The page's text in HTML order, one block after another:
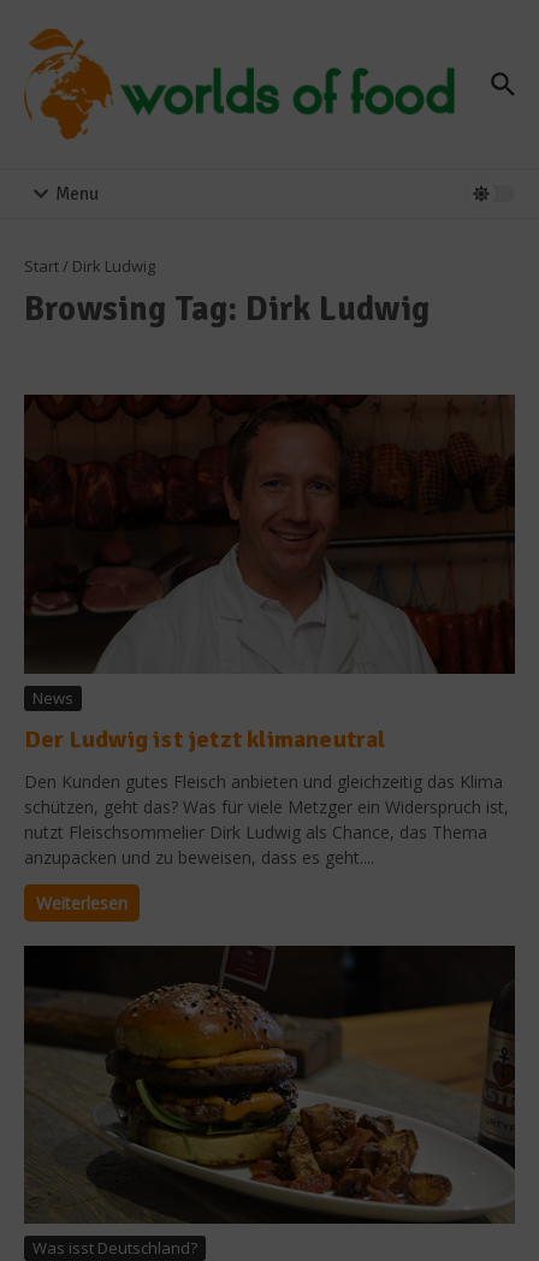
Menu
Start/ Dirk Ludwig
Browsing Tag: Dirk Ludwig
News
Der Ludwig ist jetzt klimaneutral
Den Kunden gutes Fleisch anbieten und gleichzeitig das Klima
schützen, geht das? Was für viele Metzger ein Widerspruch ist,
nutzt Fleischsommelier Dirk Ludwig als Chance, das Thema
anzupacken und zu beweisen, dass es geht....
Weiterlesen
Was isst Deutschland?